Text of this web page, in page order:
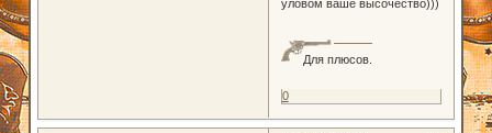
уловом ваше высочество)))
Для плюсов.
0